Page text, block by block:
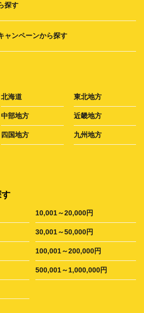
探す
ャンペーンから探す
北海道 東北地方
中部地方 近畿地方
四国地方 九州地方
10,001～20,000円
30,001～50,000円
100,001～200,000円
500,001～1,000,000円